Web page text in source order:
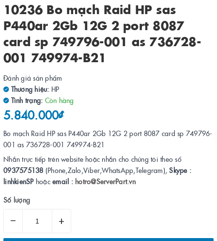
10236 Bo mạch Raid HP sas
P440ar 2Gb 12G 2 port 8087
card sp 749796-001 as 736728-
001 749974-B21
Đánh giá sản phẩm
Thương hiệu: HP
Tình trạng: Còn hàng
5.840.000₫
Bo mạch Raid HP sas P440ar 2Gb 12G 2 port 8087 card sp 749796-
001 as 736728-001 749974-B21
Nhắn trực tiếp trên website hoặc nhắn cho chúng tôi theo số
0937575138 (Phone,Zalo,Viber,WhatsApp,Telegram),Skype :
linhkienSPhoặc email : hotro@ServerPart.vn
Số lượng
– +